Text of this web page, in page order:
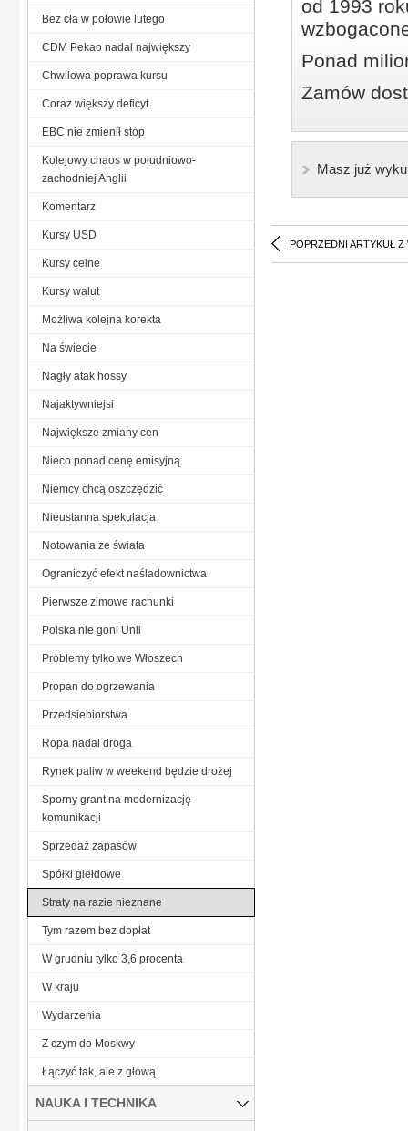
od 1993
Ponad
Zamów
Masz już
POPRZEDNI ARTYKUŁ Z
Bez cła w połowie lutego
CDM Pekao nadal największy
Chwilowa poprawa kursu
Coraz większy deficyt
EBC nie zmienił stóp
Kolejowy chaos w południowo-
zachodniej Anglii
Komentarz
Kursy USD
Kursy celne
Kursy walut
Możliwa kolejna korekta
Na świecie
Nagły atak hossy
Najaktywniejsi
Największe zmiany cen
Nieco ponad cenę emisyjną
Niemcy chcą oszczędzić
Nieustanna spekulacja
Notowania ze świata
Ograniczyć efekt naśladownictwa
Pierwsze zimowe rachunki
Polska nie goni Unii
Problemy tylko we Włoszech
Propan do ogrzewania
Przedsiebiorstwa
Ropa nadal droga
Rynek paliw w weekend będzie drożej
Sporny grant na modernizację
komunikacji
Sprzedaż zapasów
Spółki giełdowe
Straty na razie nieznane
Tym razem bez dopłat
W grudniu tylko 3,6 procenta
W kraju
Wydarzenia
Z czym do Moskwy
Łączyć tak, ale z głową
NAUKA I TECHNIKA